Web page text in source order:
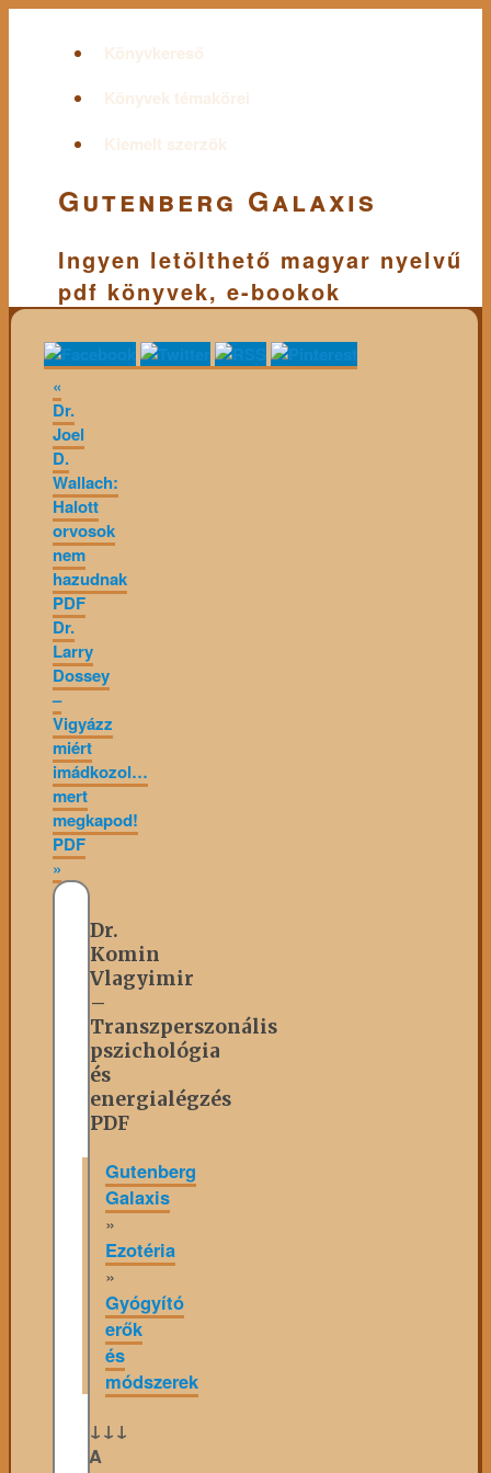
Könyvkereső
Könyvek témakörei
Kiemelt szerzők
Gutenberg Galaxis
Ingyen letölthető magyar nyelvű
pdf könyvek, e-bookok
«
Dr.
Joel
D.
Wallach:
Halott
orvosok
nem
hazudnak
PDF
Dr.
Larry
Dossey
–
Vigyázz
miért
imádkozol…
mert
megkapod!
PDF
»
Dr.
Komin
Vlagyimir
–
Transzperszonális
pszichológia
és
energialégzés
PDF
Gutenberg
Galaxis
»
Ezotéria
»
Gyógyító
erők
és
módszerek
↓↓↓
A